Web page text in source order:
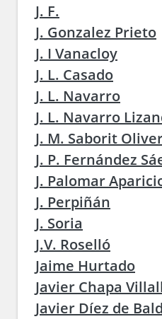
J. F.
J. Gonzalez Prieto
J. I Vanacloy
J. L. Casado
J. L. Navarro
J. L. Navarro
J. M. Saborit
J. P. Fernández
J. Palomar
J. Perpiñán
J. Soria
J.V. Roselló
Jaime Hurtado
Javier Chapa
Javier Díez de